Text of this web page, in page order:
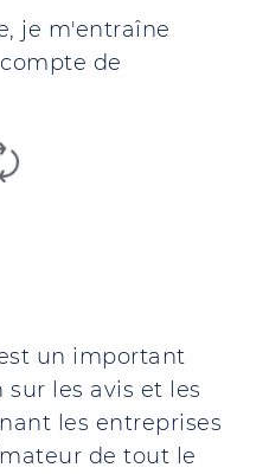
je m'entraîne
de
un important
les avis et les
les entreprises
de tout le